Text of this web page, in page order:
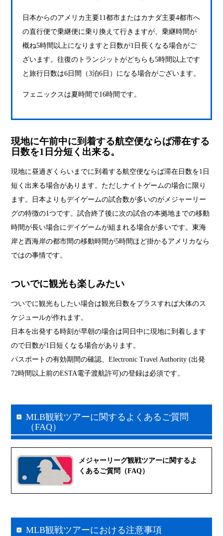
日本からのアメリカ主要11都市またはカナダ主要4都市へ
の直行便で乗継便に乗り換えて行きますが、乗継時間が
概ね5時間以上になりますと日数が1日長くなる場合がご
ざいます。往復のトランジットがどちらも5時間以上です
と旅行日数は6日間（3泊6日）になる場合がございます。
フェニックスは夏時間で16時間です。
現地に午前中に到着する航空便ならば滞在する
日数を1日分短く出来る。
現地に昼過ぎくらいまでに到着する航空便ならば滞在日数を1日
短く出来る場合があります。ただしナイトゲームの場合に限り
ます。日本よりもデイゲームの試合数が多いのがメジャーリー
グの特徴の1つです。試合終了後に次の試合の本拠地までの移動
時間が長い場合にデイゲームが組まれる場合が多いです。東海
岸と西海岸の都市間の移動時間が5時間ほど掛かるアメリカなら
ではの事情です。
ついでに観光も楽しみたい
ついでに観光もしたい場合は観光日数をプラスすれば大体のス
ケジュールが作れます。
日本を出発する時刻が早朝の場合は同日中に現地に到着します
ので日数が1日短くなる場合があります。
パスポートの有効期間の確認、Electronic Travel Authority (出発
72時間以上前のESTA電子渡航許可)の登録は必須です。
MLB観戦ツアーに関するよくあるご質問
（FAQ）
メジャーリーグ観戦ツアーに関するよ
くあるご質問（FAQ）
MLB観戦ツアーにおける注意事項